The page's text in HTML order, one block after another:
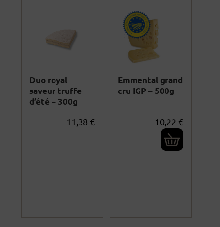
Duo royal
saveur truffe
d’été – 300g
11,38 €
Emmental grand
cru IGP – 500g
10,22 €